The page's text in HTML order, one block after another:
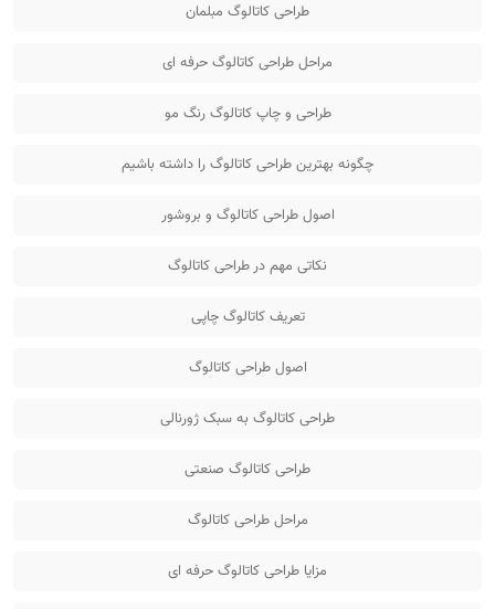
طراحی کاتالوگ مبلمان
مراحل طراحی کاتالوگ حرفه ای
طراحی و چاپ کاتالوگ رنگ مو
چگونه بهترین طراحی کاتالوگ را داشته باشیم
اصول طراحی کاتالوگ و بروشور
نکاتی مهم در طراحی کاتالوگ
تعریف کاتالوگ چاپی
اصول طراحی کاتالوگ
طراحی کاتالوگ به سبک ژورنالی
طراحی کاتالوگ صنعتی
مراحل طراحی کاتالوگ
مزایا طراحی کاتالوگ حرفه ای